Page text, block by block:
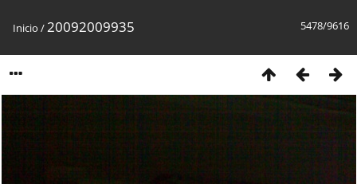
5478/9616
Inicio /20092009935